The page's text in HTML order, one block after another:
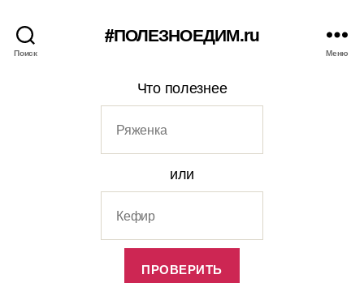
Поиск
#ПОЛЕЗНОЕДИМ.ru
Меню
Что полезнее
или